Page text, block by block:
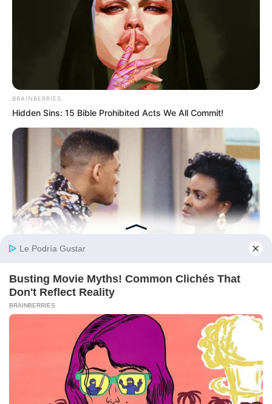
BRAINBERRIES
Hidden Sins: 15 Bible Prohibited Acts We All Commit!
BRAINBERRIES
These Actors Didn't Want To Share The Spotlight